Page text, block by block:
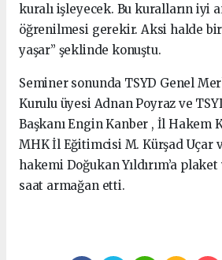
kuralı işleyecek. Bu kuralların iyi
öğrenilmesi gerekir. Aksi halde
yaşar” şeklinde konuştu.
Seminer sonunda TSYD Genel
Kurulu üyesi Adnan Poyraz ve
Başkanı Engin Kanber , İl Hakem
MHK İl Eğitimcisi M. Kürşad Uçar
hakemi Doğukan Yıldırım’a
saat armağan etti.